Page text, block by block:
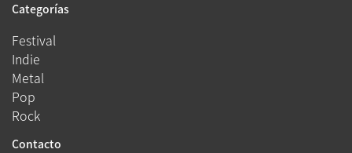
Categorías
Festival
Indie
Metal
Pop
Rock
Contacto